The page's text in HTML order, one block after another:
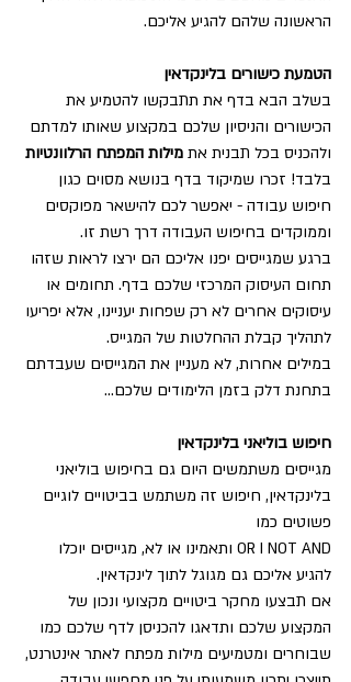
הראשונה שלהם להגיע אליכם.
הטמעת כישורים בלינקדאין
בשלב הבא בדף את תתבקשו להטמיע את
הכישורים והניסיון שלכם במקצוע שאותו למדתם
ולהכניס בכל תבנית את מילות המפתח הרלוונטיות
בלבד! זכרו שמיקוד בדף בנושא מסוים כגון
חיפוש עבודה - יאפשר לכם להישאר מפוקסים
וממוקדים בחיפוש העבודה דרך רשת זו.
ברגע שמגייסים יפנו אליכם הם ירצו לראות שזהו
תחום העיסוק המרכזי שלכם בדף. תחומים או
עיסוקים אחרים לא רק שפחות יעניינו, אלא יפריעו
לתהליך קבלת ההחלטות של המגייס.
במילים אחרות, לא מעניין את המגייסים שעבדתם
בתחנת דלק בזמן הלימודים שלכם...
חיפוש בוליאני בלינקדאין
מגייסים משתמשים היום גם בחיפוש בוליאני
בלינקדאין, חיפוש זה משתמש בביטויים לוגיים
פשוטים כמו
OR I NOT AND ותאמינו או לא, מגייסים יוכלו
להגיע אליכם גם מגוגל לתוך לינקדאין.
אם תבצעו מחקר ביטויים מקצועי ונכון של
המקצוע שלכם ותדאגו להכניסן לדף שלכם כמו
שבוחרים ומטמיעים מילות מפתח לאתר אינטרנט,